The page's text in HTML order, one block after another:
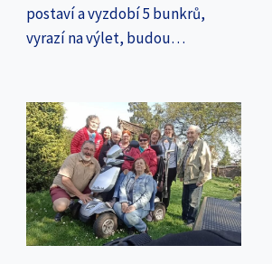
postaví a vyzdobí 5 bunkrů,
vyrazí na výlet, budou…